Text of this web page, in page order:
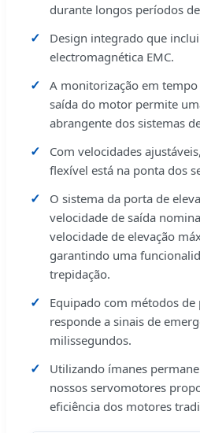
durante longos períodos
Design integrado que
electromagnética EMC.
A monitorização em
saída do motor permite
abrangente dos sistemas
Com velocidades
flexível está na ponta dos
O sistema da porta de
velocidade de saída
velocidade de elevação
garantindo uma
trepidação.
Equipado com métodos de
responde a sinais de
milissegundos.
Utilizando ímanes
nossos servomotores
eficiência dos motores